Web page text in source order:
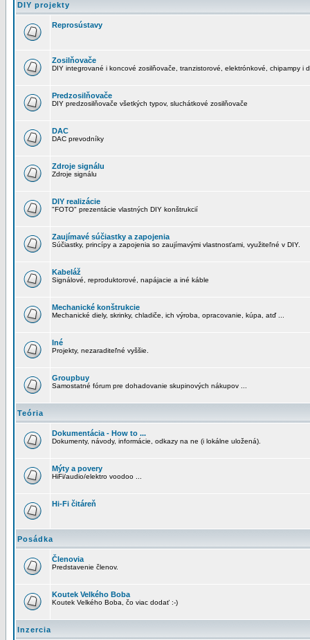
DIY projekty
Reprosústavy
Zosilňovače
DIY integrované i koncové zosilňovače, tranzistorové, elektrónkové, chipampy i
Predzosilňovače
DIY predzosilňovače všetkých typov, sluchátkové zosilňovače
DAC
DAC prevodníky
Zdroje signálu
Zdroje signálu
DIY realizácie
"FOTO" prezentácie vlastných DIY konštrukcií
Zaujímavé súčiastky a zapojenia
Súčiastky, princípy a zapojenia so zaujímavými vlastnosťami, využiteľné v DIY.
Kabeláž
Signálové, reproduktorové, napájacie a iné káble
Mechanické konštrukcie
Mechanické diely, skrinky, chladiče, ich výroba, opracovanie, kúpa, atď ...
Iné
Projekty, nezaraditeľné vyššie.
Groupbuy
Samostatné fórum pre dohadovanie skupinových nákupov ...
Teória
Dokumentácia - How to ...
Dokumenty, návody, informácie, odkazy na ne (i lokálne uložená).
Mýty a povery
HiFi/audio/elektro voodoo ...
Hi-Fi čitáreň
Posádka
Členovia
Predstavenie členov.
Koutek Velkého Boba
Koutek Velkého Boba, čo viac dodať :-)
Inzercia